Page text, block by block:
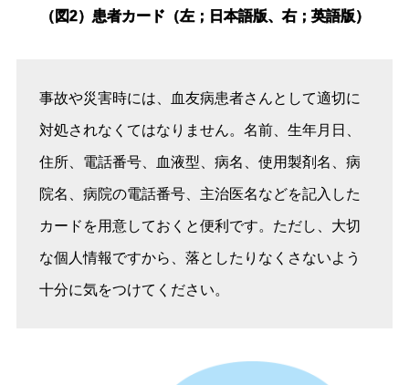
（図2）患者カード（左；日本語版、右；英語版）
事故や災害時には、血友病患者さんとして適切に
対処されなくてはなりません。名前、生年月日、
住所、電話番号、血液型、病名、使用製剤名、病
院名、病院の電話番号、主治医名などを記入した
カードを用意しておくと便利です。ただし、大切
な個人情報ですから、落としたりなくさないよう
十分に気をつけてください。